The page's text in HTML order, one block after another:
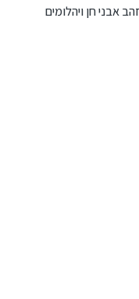
אבני חן ויהלומים